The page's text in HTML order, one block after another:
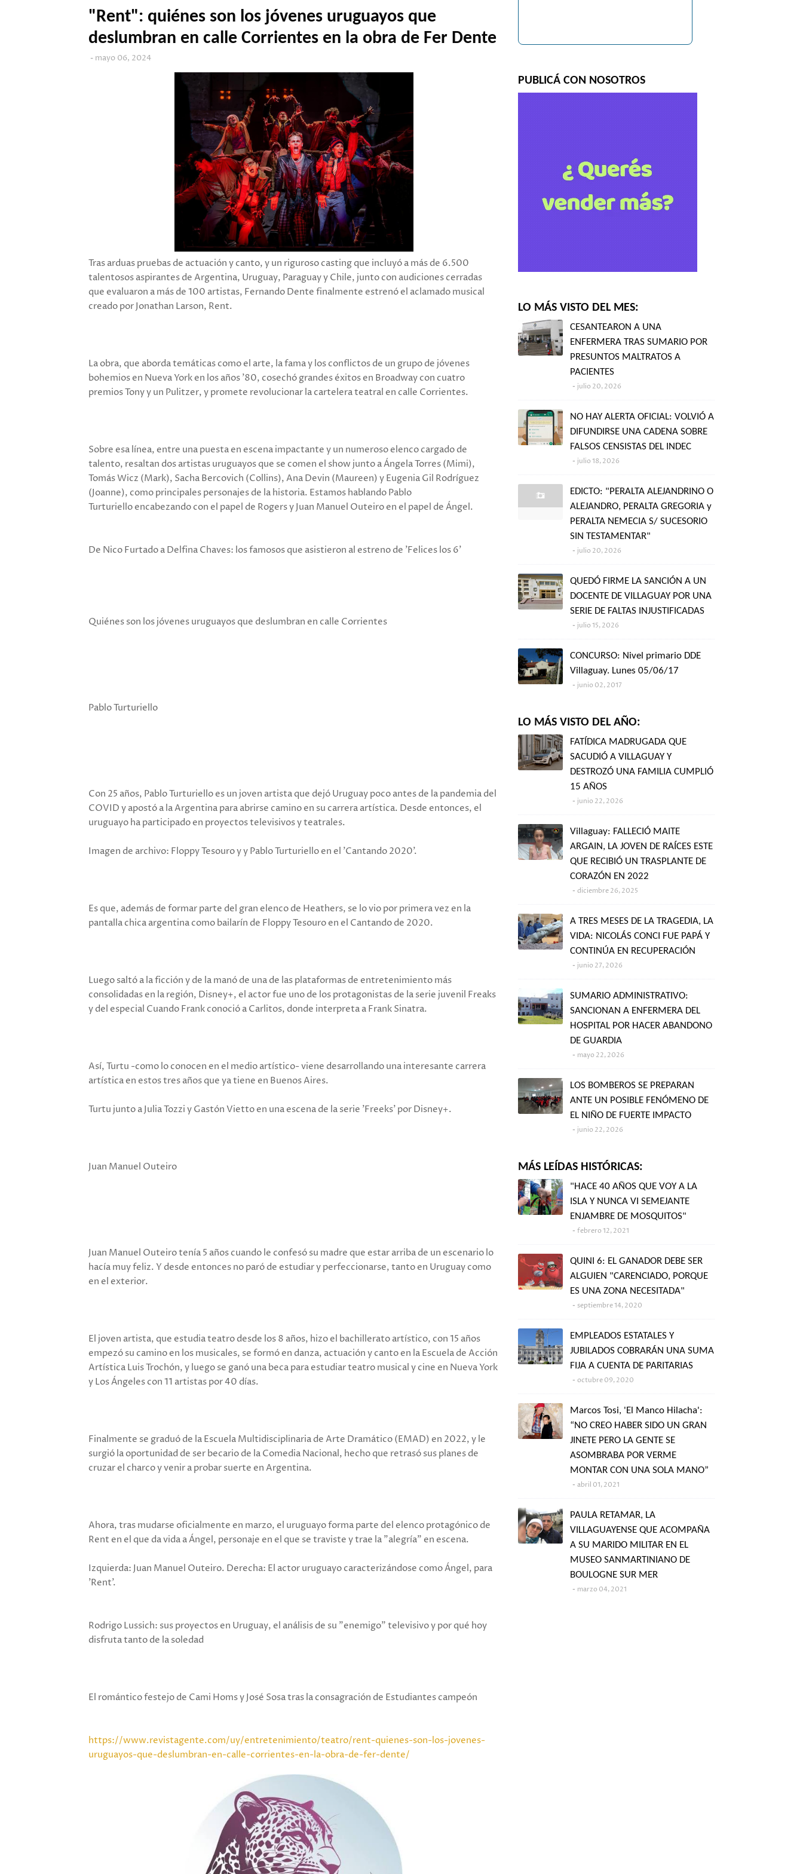
"Rent": quiénes son los jóvenes uruguayos que
deslumbran en calle Corrientes en la obra de Fer Dente
mayo 06, 2024
Tras arduas pruebas de actuación y canto, y un riguroso casting que incluyó a más de 6.500
talentosos aspirantes de Argentina, Uruguay, Paraguay y Chile, junto con audiciones cerradas
que evaluaron a más de 100 artistas, Fernando Dente finalmente estrenó el aclamado musical
creado por Jonathan Larson, Rent.
La obra, que aborda temáticas como el arte, la fama y los conflictos de un grupo de jóvenes
bohemios en Nueva York en los años '80, cosechó grandes éxitos en Broadway con cuatro
premios Tony y un Pulitzer, y promete revolucionar la cartelera teatral en calle Corrientes.
Sobre esa línea, entre una puesta en escena impactante y un numeroso elenco cargado de
talento, resaltan dos artistas uruguayos que se comen el show junto a Ángela Torres (Mimi),
Tomás Wicz (Mark), Sacha Bercovich (Collins), Ana Devin (Maureen) y Eugenia Gil Rodríguez
(Joanne), como principales personajes de la historia. Estamos hablando Pablo
Turturiello encabezando con el papel de Rogers y Juan Manuel Outeiro en el papel de Ángel.
De Nico Furtado a Delfina Chaves: los famosos que asistieron al estreno de 'Felices los 6'
Quiénes son los jóvenes uruguayos que deslumbran en calle Corrientes
Pablo Turturiello
Con 25 años, Pablo Turturiello es un joven artista que dejó Uruguay poco antes de la pandemia del
COVID y apostó a la Argentina para abrirse camino en su carrera artística. Desde entonces, el
uruguayo ha participado en proyectos televisivos y teatrales.
Imagen de archivo: Floppy Tesouro y y Pablo Turturiello en el 'Cantando 2020'.
Es que, además de formar parte del gran elenco de Heathers, se lo vio por primera vez en la
pantalla chica argentina como bailarín de Floppy Tesouro en el Cantando de 2020.
Luego saltó a la ficción y de la manó de una de las plataformas de entretenimiento más
consolidadas en la región, Disney+, el actor fue uno de los protagonistas de la serie juvenil Freaks
y del especial Cuando Frank conoció a Carlitos, donde interpreta a Frank Sinatra.
Así, Turtu -como lo conocen en el medio artístico- viene desarrollando una interesante carrera
artística en estos tres años que ya tiene en Buenos Aires.
Turtu junto a Julia Tozzi y Gastón Vietto en una escena de la serie 'Freeks' por Disney+.
Juan Manuel Outeiro
Juan Manuel Outeiro tenía 5 años cuando le confesó su madre que estar arriba de un escenario lo
hacía muy feliz. Y desde entonces no paró de estudiar y perfeccionarse, tanto en Uruguay como
en el exterior.
El joven artista, que estudia teatro desde los 8 años, hizo el bachillerato artístico, con 15 años
empezó su camino en los musicales, se formó en danza, actuación y canto en la Escuela de Acción
Artística Luis Trochón, y luego se ganó una beca para estudiar teatro musical y cine en Nueva York
y Los Ángeles con 11 artistas por 40 días.
Finalmente se graduó de la Escuela Multidisciplinaria de Arte Dramático (EMAD) en 2022, y le
surgió la oportunidad de ser becario de la Comedia Nacional, hecho que retrasó sus planes de
cruzar el charco y venir a probar suerte en Argentina.
Ahora, tras mudarse oficialmente en marzo, el uruguayo forma parte del elenco protagónico de
Rent en el que da vida a Ángel, personaje en el que se traviste y trae la "alegría" en escena.
Izquierda: Juan Manuel Outeiro. Derecha: El actor uruguayo caracterizándose como Ángel, para
'Rent'.
Rodrigo Lussich: sus proyectos en Uruguay, el análisis de su "enemigo" televisivo y por qué hoy
disfruta tanto de la soledad
El romántico festejo de Cami Homs y José Sosa tras la consagración de Estudiantes campeón
https://www.revistagente.com/uy/entretenimiento/teatro/rent-quienes-son-los-jovenes-
uruguayos-que-deslumbran-en-calle-corrientes-en-la-obra-de-fer-dente/
PUBLICÁ CON NOSOTROS
LO MÁS VISTO DEL MES:
CESANTEARON A UNA
ENFERMERA TRAS SUMARIO POR
PRESUNTOS MALTRATOS A
PACIENTES
julio 20, 2026
NO HAY ALERTA OFICIAL: VOLVIÓ A
DIFUNDIRSE UNA CADENA SOBRE
FALSOS CENSISTAS DEL INDEC
julio 18, 2026
EDICTO: "PERALTA ALEJANDRINO O
ALEJANDRO, PERALTA GREGORIA y
PERALTA NEMECIA S/ SUCESORIO
SIN TESTAMENTAR"
julio 20, 2026
QUEDÓ FIRME LA SANCIÓN A UN
DOCENTE DE VILLAGUAY POR UNA
SERIE DE FALTAS INJUSTIFICADAS
julio 15, 2026
CONCURSO: Nivel primario DDE
Villaguay. Lunes 05/06/17
junio 02, 2017
LO MÁS VISTO DEL AÑO:
FATÍDICA MADRUGADA QUE
SACUDIÓ A VILLAGUAY Y
DESTROZÓ UNA FAMILIA CUMPLIÓ
15 AÑOS
junio 22, 2026
Villaguay: FALLECIÓ MAITE
ARGAIN, LA JOVEN DE RAÍCES ESTE
QUE RECIBIÓ UN TRASPLANTE DE
CORAZÓN EN 2022
diciembre 26, 2025
A TRES MESES DE LA TRAGEDIA, LA
VIDA: NICOLÁS CONCI FUE PAPÁ Y
CONTINÚA EN RECUPERACIÓN
junio 27, 2026
SUMARIO ADMINISTRATIVO:
SANCIONAN A ENFERMERA DEL
HOSPITAL POR HACER ABANDONO
DE GUARDIA
mayo 22, 2026
LOS BOMBEROS SE PREPARAN
ANTE UN POSIBLE FENÓMENO DE
EL NIÑO DE FUERTE IMPACTO
junio 22, 2026
MÁS LEÍDAS HISTÓRICAS:
"HACE 40 AÑOS QUE VOY A LA
ISLA Y NUNCA VI SEMEJANTE
ENJAMBRE DE MOSQUITOS"
febrero 12, 2021
QUINI 6: EL GANADOR DEBE SER
ALGUIEN "CARENCIADO, PORQUE
ES UNA ZONA NECESITADA"
septiembre 14, 2020
EMPLEADOS ESTATALES Y
JUBILADOS COBRARÁN UNA SUMA
FIJA A CUENTA DE PARITARIAS
octubre 09, 2020
Marcos Tosi, 'El Manco Hilacha':
“NO CREO HABER SIDO UN GRAN
JINETE PERO LA GENTE SE
ASOMBRABA POR VERME
MONTAR CON UNA SOLA MANO”
abril 01, 2021
PAULA RETAMAR, LA
VILLAGUAYENSE QUE ACOMPAÑA
A SU MARIDO MILITAR EN EL
MUSEO SANMARTINIANO DE
BOULOGNE SUR MER
marzo 04, 2021